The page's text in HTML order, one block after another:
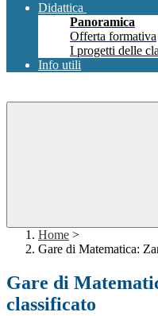
Didattica
Panoramica
Offerta formativa
I progetti delle
Info utili
Home >
Gare di Matematica:
Gare di
classificato